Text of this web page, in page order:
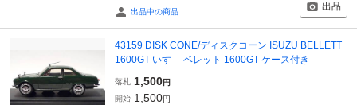
出品中の商品 出品
43159 DISK CONE/ディスクコーン ISUZU BELLETT
1600GT いすゞ ベレット 1600GT ケース付き
落札 1,500円
開始 1,500円